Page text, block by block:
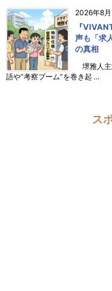
2026年8月
『
声も「求
の真相
堺雅人主
語や“考察ブーム”を巻き起 ...
ス